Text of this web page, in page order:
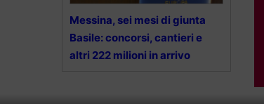
Messina, sei mesi di giunta
Basile: concorsi, cantieri e
altri 222 milioni in arrivo